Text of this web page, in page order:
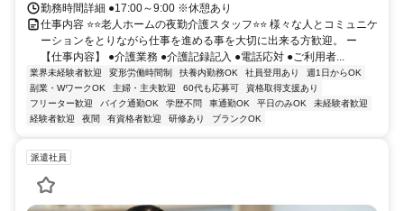
勤務時間詳細 ●17:00～9:00 ※休憩あり
仕事内容 ⭐⭐老人ホームの夜勤介護スタッフ⭐⭐ 様々な人とコミュニケ
ーションをとりながら仕事を進める事を大切に出来る方歓迎。 ー
【仕事内容】 ●介護業務 ●介護記録記入 ●電話応対 ●ご利用者...
業界未経験者歓迎 変形労働時間制 扶養内勤務OK 社員登用あり
週1日からOK
副業・WワークOK
主婦・主夫歓迎 60代も応募可
資格取得支援あり
フリーター歓迎
バイク通勤OK 学歴不問 車通勤OK 平日のみOK
未経験者歓迎
経験者歓迎
夜間 有資格者歓迎 研修あり ブランクOK
派遣社員